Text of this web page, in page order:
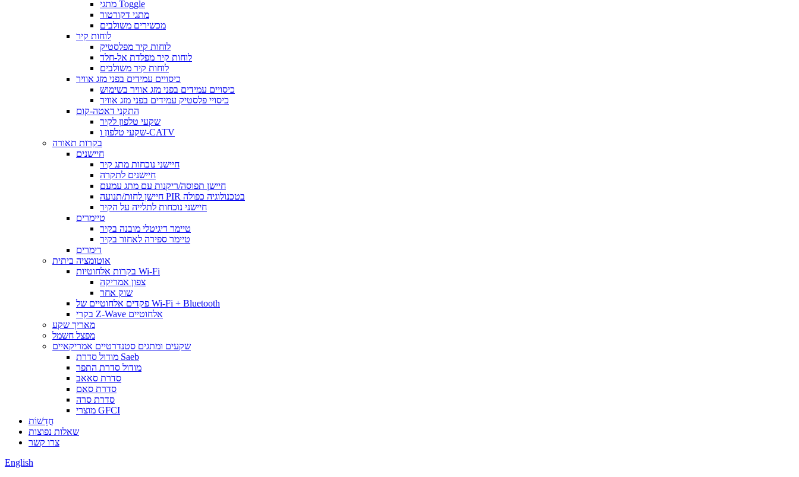
מתגי Toggle
מתגי דקורטור
מכשירים משולבים
לוחות קיר
לוחות קיר מפלסטיק
לוחות קיר מפלדת אל-חלד
לוחות קיר משולבים
כיסויים עמידים בפני מזג אוויר
כיסויים עמידים בפני מזג אוויר בשימוש
כיסויי פלסטיק עמידים בפני מזג אוויר
התקני דאטה-קום
שקעי טלפון לקיר
שקעי טלפון ו-CATV
בקרות תאורה
חיישנים
חיישני נוכחות מתג קיר
חיישנים לתקרה
חיישן תפוסה/ריקנות עם מתג עמעם
חיישן לחות/תנועה PIR בטכנולוגיה כפולה
חיישני נוכחות לתלייה על הקיר
טיימרים
טיימר דיגיטלי מובנה בקיר
טיימר ספירה לאחור בקיר
דימרים
אוטומציה ביתית
בקרות אלחוטיות Wi-Fi
צפון אמריקה
שוק אחר
פקדים אלחוטיים של Wi-Fi + Bluetooth
בקרי Z-Wave אלחוטיים
מאריך שקע
מפצל חשמל
שקעים ומתגים סטנדרטיים אמריקאיים
מודול סדרת Saeb
מודול סדרת התפר
סדרת סאאב
סדרת סאם
סדרת סרה
מוצרי GFCI
חֲדָשׁוֹת
שאלות נפוצות
צרו קשר
English